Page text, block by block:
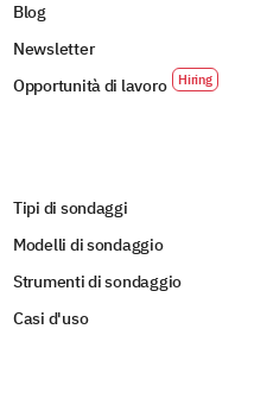
Blog
Newsletter
Opportunità di lavoro
Tipi di sondaggi
Modelli di sondaggio
Strumenti di sondaggio
Casi d'uso